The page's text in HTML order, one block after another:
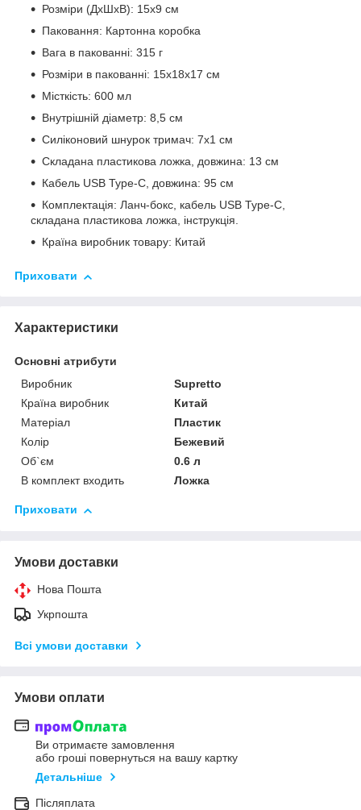
Розміри (ДхШхВ): 15x9 см
Паковання: Картонна коробка
Вага в пакованні: 315 г
Розміри в пакованні: 15x18x17 см
Місткість: 600 мл
Внутрішній діаметр: 8,5 см
Силіконовий шнурок тримач: 7x1 см
Складана пластикова ложка, довжина: 13 см
Кабель USB Type-C, довжина: 95 см
Комплектація: Ланч-бокс, кабель USB Type-C,
складана пластикова ложка, інструкція.
Країна виробник товару: Китай
Приховати
Характеристики
Основні атрибути
Виробник
Supretto
Країна виробник
Китай
Матеріал
Пластик
Колір
Бежевий
Об`єм
0.6 л
В комплект входить
Ложка
Приховати
Умови доставки
Нова Пошта
Укрпошта
Всі умови доставки
Умови оплати
Ви отримаєте замовлення
або гроші повернуться на вашу картку
Детальніше
Післяплата